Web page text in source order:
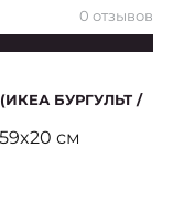
0 отзывов
(ИКЕА БУРГУЛЬТ /
см